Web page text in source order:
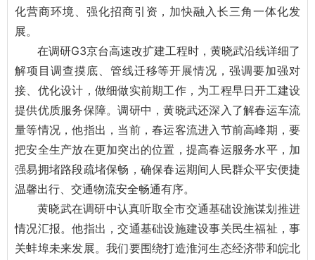
化营商环境、强化招商引资，加快融入长三角一体化发
展。
在调研G3京台高速改扩建工程时，黄晓武沿线详细了
解项目调查摸底、管线迁移等开展情况，强调要加强对
接、优化设计，做细做实前期工作，为工程早日开工建设
提供优质服务保障。调研中，黄晓武还深入了解春运车流
量等情况，他指出，当前，春运客流进入节前高峰期，要
把安全生产放在更加突出的位置，提高春运服务水平，加
强易拥堵路段疏堵保畅，确保春运期间人民群众平安便捷
温馨出行、交通物流安全畅通有序。
黄晓武在调研中认真听取全市交通基础设施谋划推进
情况汇报。他指出，交通基础设施建设事关民生福祉，事
关蚌埠未来发展。我们要围绕打造淮河生态经济带和皖北